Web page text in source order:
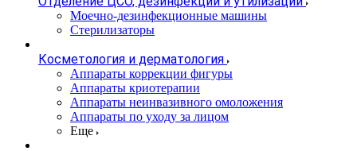
Моечно-дезинфекционные машины
Стерилизаторы
Косметология и дерматология
Аппараты коррекции фигуры
Аппараты криотерапии
Аппараты неинвазивного омоложения
Аппараты по уходу за лицом
Еще